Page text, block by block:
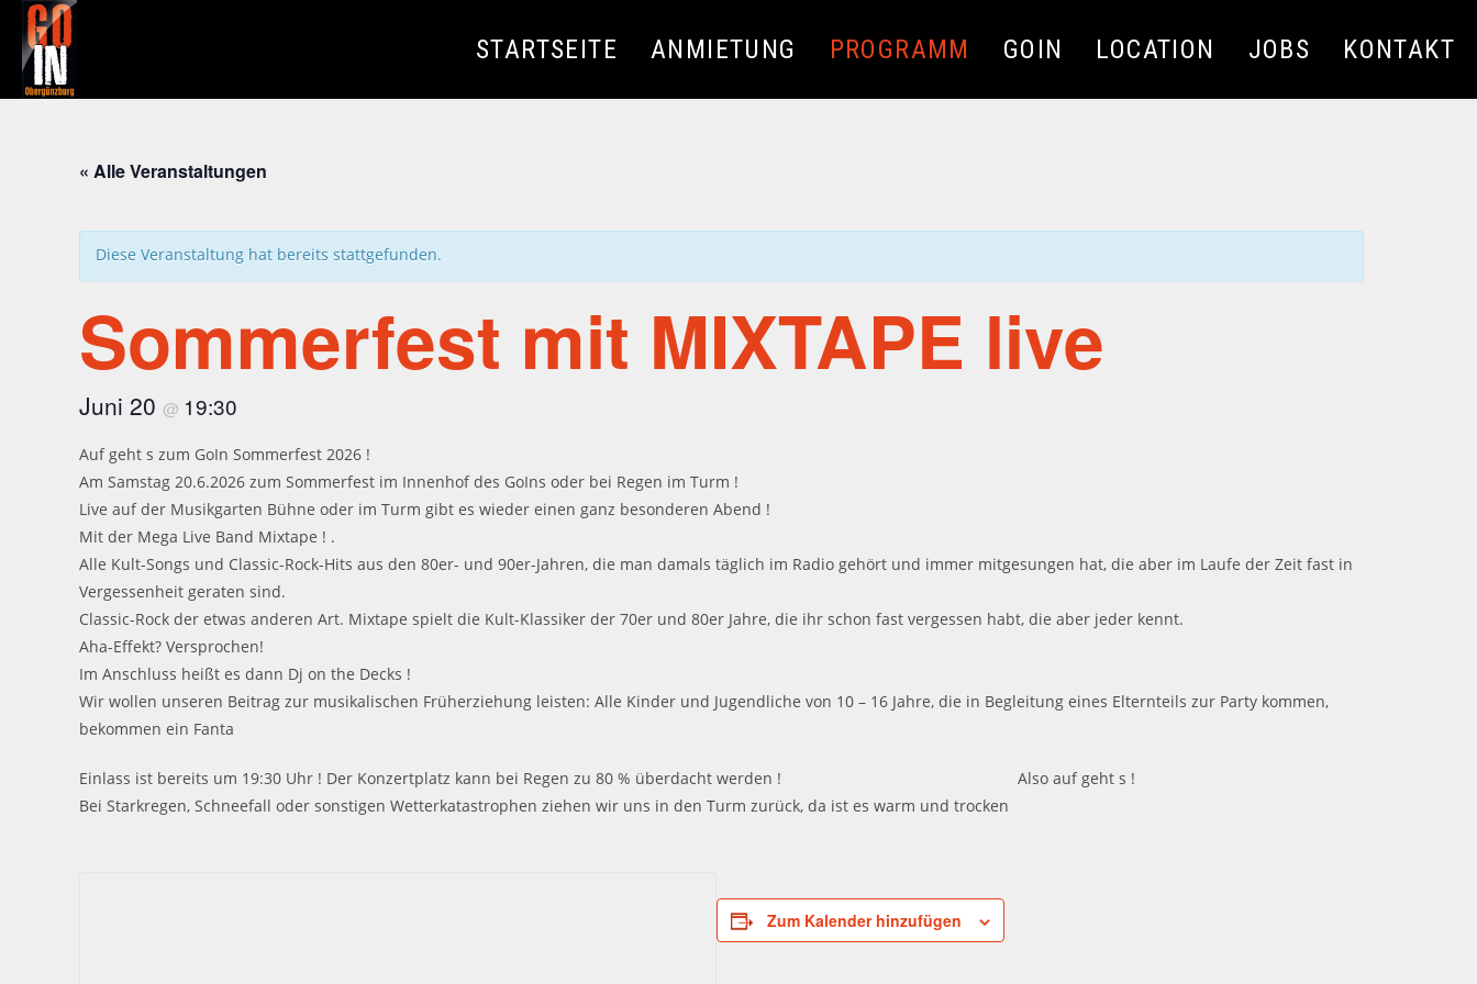
Zum
Inhalt
springen
STARTSEITE ANMIETUNG PROGRAMM GOIN LOCATION JOBS KONTAKT
« Alle Veranstaltungen
Diese Veranstaltung hat bereits stattgefunden.
Sommerfest mit MIXTAPE live
Juni 20 @ 19:30
Auf geht s zum GoIn Sommerfest 2026 !
Am Samstag 20.6.2026 zum Sommerfest im Innenhof des GoIns oder bei Regen im Turm !
Live auf der Musikgarten Bühne oder im Turm gibt es wieder einen ganz besonderen Abend !
Mit der Mega Live Band Mixtape ! .
Alle Kult-Songs und Classic-Rock-Hits aus den 80er- und 90er-Jahren, die man damals täglich im Radio gehört und immer mitgesungen hat, die aber im Laufe der Zeit fast in
Vergessenheit geraten sind.
Classic-Rock der etwas anderen Art. Mixtape spielt die Kult-Klassiker der 70er und 80er Jahre, die ihr schon fast vergessen habt, die aber jeder kennt.
Aha-Effekt? Versprochen!
Im Anschluss heißt es dann Dj on the Decks !
Wir wollen unseren Beitrag zur musikalischen Früherziehung leisten: Alle Kinder und Jugendliche von 10 – 16 Jahre, die in Begleitung eines Elternteils zur Party kommen,
bekommen ein Fanta
Einlass ist bereits um 19:30 Uhr ! Der Konzertplatz kann bei Regen zu 80 % überdacht werden !
Bei Starkregen, Schneefall oder sonstigen Wetterkatastrophen ziehen wir uns in den Turm zurück, da ist es warm und trocken
Also auf geht s !
Zum Kalender hinzufügen